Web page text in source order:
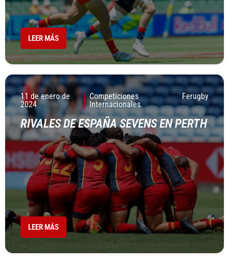
LEER MÁS
11 de enero de
2024
Competiciones
Internacionales
Ferugby
RIVALES DE ESPAÑA SEVENS EN PERTH
LEER MÁS